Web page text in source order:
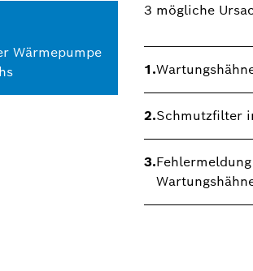
Wärmepumpe
3 mögliche
1.
2.Schmutzfilter
3.